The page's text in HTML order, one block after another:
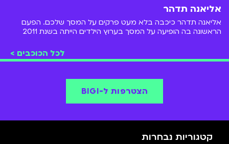
אליאנה תדהר
אליאנה תדהר כיכבה בלא מעט פרקים על המסך שלכם. הפעם
הראשונה בה הופיעה על המסך בערוץ הילדים הייתה בשנת 2011
למצוא כמה וכמה פסטיגלים, תפקידים בסדרות גאליס ו-
Oboy,השתתפות בהצגות, במופעים ובסרטים שונים וגם שירים
לכל הכוכבים >
הצטרפות ל-BIGI
קטגוריות נבחרות